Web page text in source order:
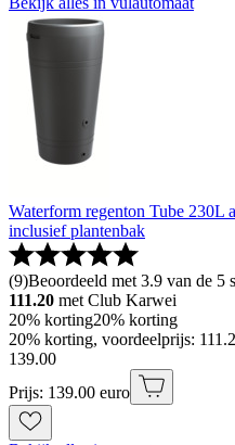
Waterform regenton Tube 230L
inclusief plantenbak
(9)Beoordeeld met 3.9 van de 5
111.20 met Club Karwei
20% korting20% korting
20% korting, voordeelprijs:
139.00
Prijs: 139.00 euro